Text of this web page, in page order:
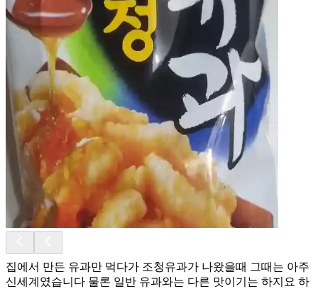
집에서 만든 유과만 먹다가 조청유과가 나왔을때 그때는 아주
신세계였습니다 물론 일반 유과와는 다른 맛이기는 하지요 하